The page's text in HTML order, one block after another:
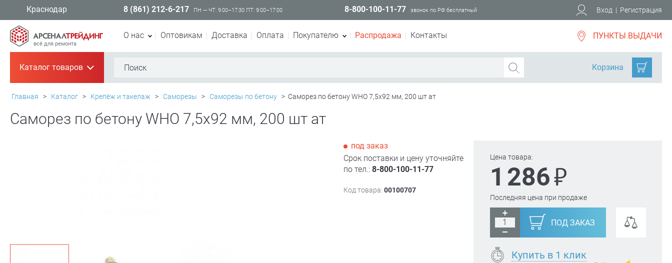
Краснодар 8 (861) 212-6-217 ПН — ЧТ: 9:00–17:30 ПТ: 9:00–17:00 8-800-100-11-77 звонок по РФ бесплатный Вход | Регистрация
всё для ремонта
О нас Оптовикам Доставка Оплата Покупателю Распродажа Контакты ПУНКТЫ ВЫДАЧИ
Каталог товаров+ Корзина
Главная > Каталог > Крепёж и такелаж > Саморезы > Саморезы по бетону > Саморез по бетону WHO 7,5х92 мм, 200 шт ат
Саморез по бетону WHO 7,5х92 мм, 200 шт ат
Цена товара:
1 286₽
Последняя цена при продаже
ПОД ЗАКАЗ
Купить в 1 клик
под заказ
Срок поставки и цену уточняйте
по тел.:8-800-100-11-77
Код товара: 00100707